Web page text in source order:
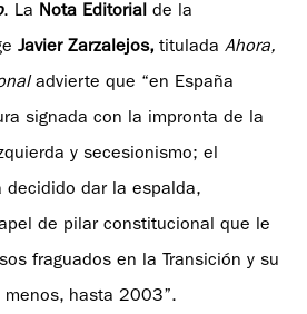
. La Nota Editorial de la
Javier Zarzalejos, titulada Ahora,
advierte que “en España
signada con la impronta de la
y secesionismo; el
decidido dar la espalda,
de pilar constitucional que le
fraguados en la Transición y su
hasta 2003”.